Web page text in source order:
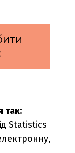
так:
Statistics